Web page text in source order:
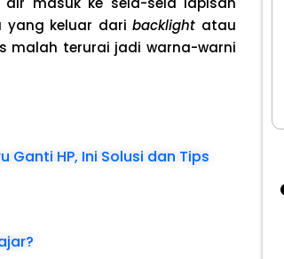
yang keluar daribacklight atau
malah terurai jadi warna-warni
Ganti HP, Ini Solusi dan Tips